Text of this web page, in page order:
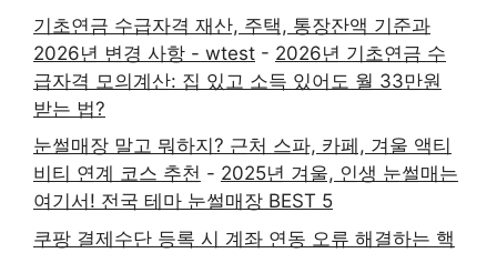
기초연금 수급자격 재산, 주택, 통장잔액 기준과
2026년 변경 사항 - wtest - 2026년 기초연금 수
급자격 모의계산: 집 있고 소득 있어도 월 33만원
받는 법?
눈썰매장 말고 뭐하지? 근처 스파, 카페, 겨울 액티
비티 연계 코스 추천 - 2025년 겨울, 인생 눈썰매는
여기서! 전국 테마 눈썰매장 BEST 5
쿠팡 결제수단 등록 시 계좌 연동 오류 해결하는 핵